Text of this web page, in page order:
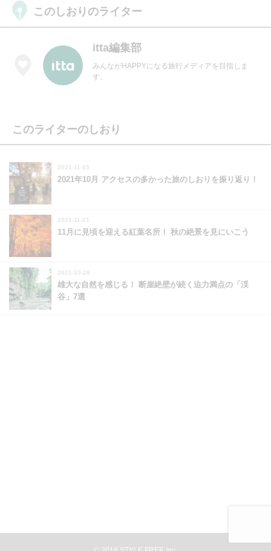
このしおりのライター
itta編集部
みんながHAPPYになる旅行メディアを目指しま
す。
このライターのしおり
2021-11-03
2021年10月 アクセスの多かった旅のしおりを振り返り！
2021-11-01
11月に見頃を迎える紅葉名所！ 秋の絶景を見にいこう
2021-10-28
雄大な自然を感じる！ 断崖絶壁が続く迫力満点の「渓
谷」7選